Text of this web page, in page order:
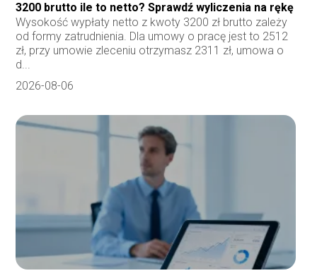
3200 brutto ile to netto? Sprawdź wyliczenia na rękę
Wysokość wypłaty netto z kwoty 3200 zł brutto zależy
od formy zatrudnienia. Dla umowy o pracę jest to 2512
zł, przy umowie zleceniu otrzymasz 2311 zł, umowa o
d...
2026-08-06